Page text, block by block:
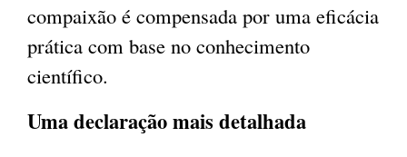
compaixão é compensada por uma eficácia
prática com base no conhecimento
científico.
Uma declaração mais detalhada